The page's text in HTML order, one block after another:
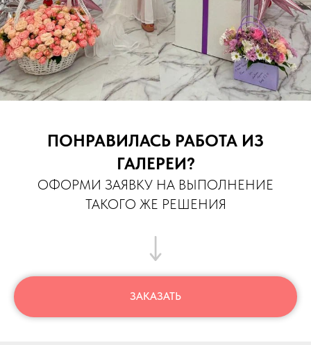
ПОНРАВИЛАСЬ РАБОТА ИЗ
ГАЛЕРЕИ?
ОФОРМИ ЗАЯВКУ НА ВЫПОЛНЕНИЕ
ТАКОГО ЖЕ РЕШЕНИЯ
ЗАКАЗАТЬ